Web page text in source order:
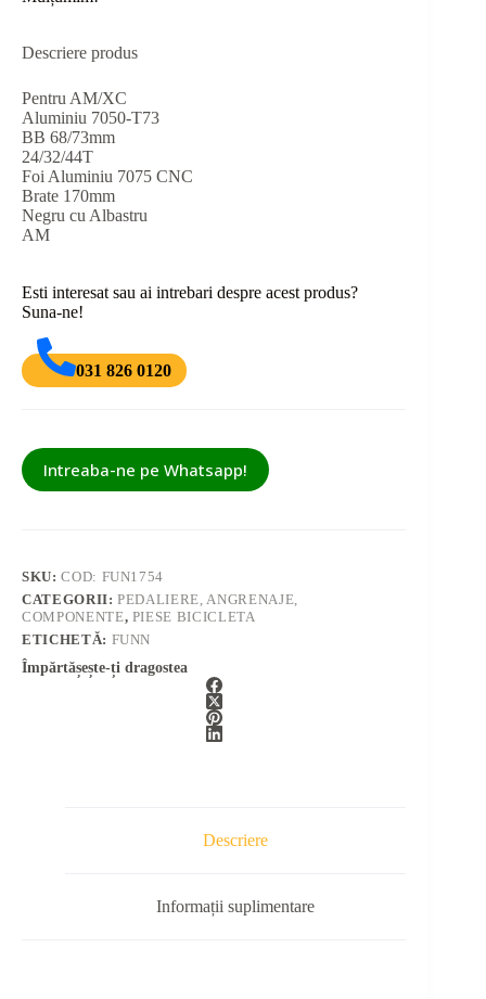
Descriere produs
Pentru AM/XC
Aluminiu 7050-T73
BB 68/73mm
24/32/44T
Foi Aluminiu 7075 CNC
Brate 170mm
Negru cu Albastru
AM
Esti interesat sau ai intrebari despre acest produs?
Suna-ne!
031 826 0120
Intreaba-ne pe Whatsapp!
SKU:COD: FUN1754
CATEGORII:PEDALIERE, ANGRENAJE,
COMPONENTE, PIESE BICICLETA
ETICHETĂ: FUNN
Împărtășește-ți dragostea
Descriere
Informații suplimentare